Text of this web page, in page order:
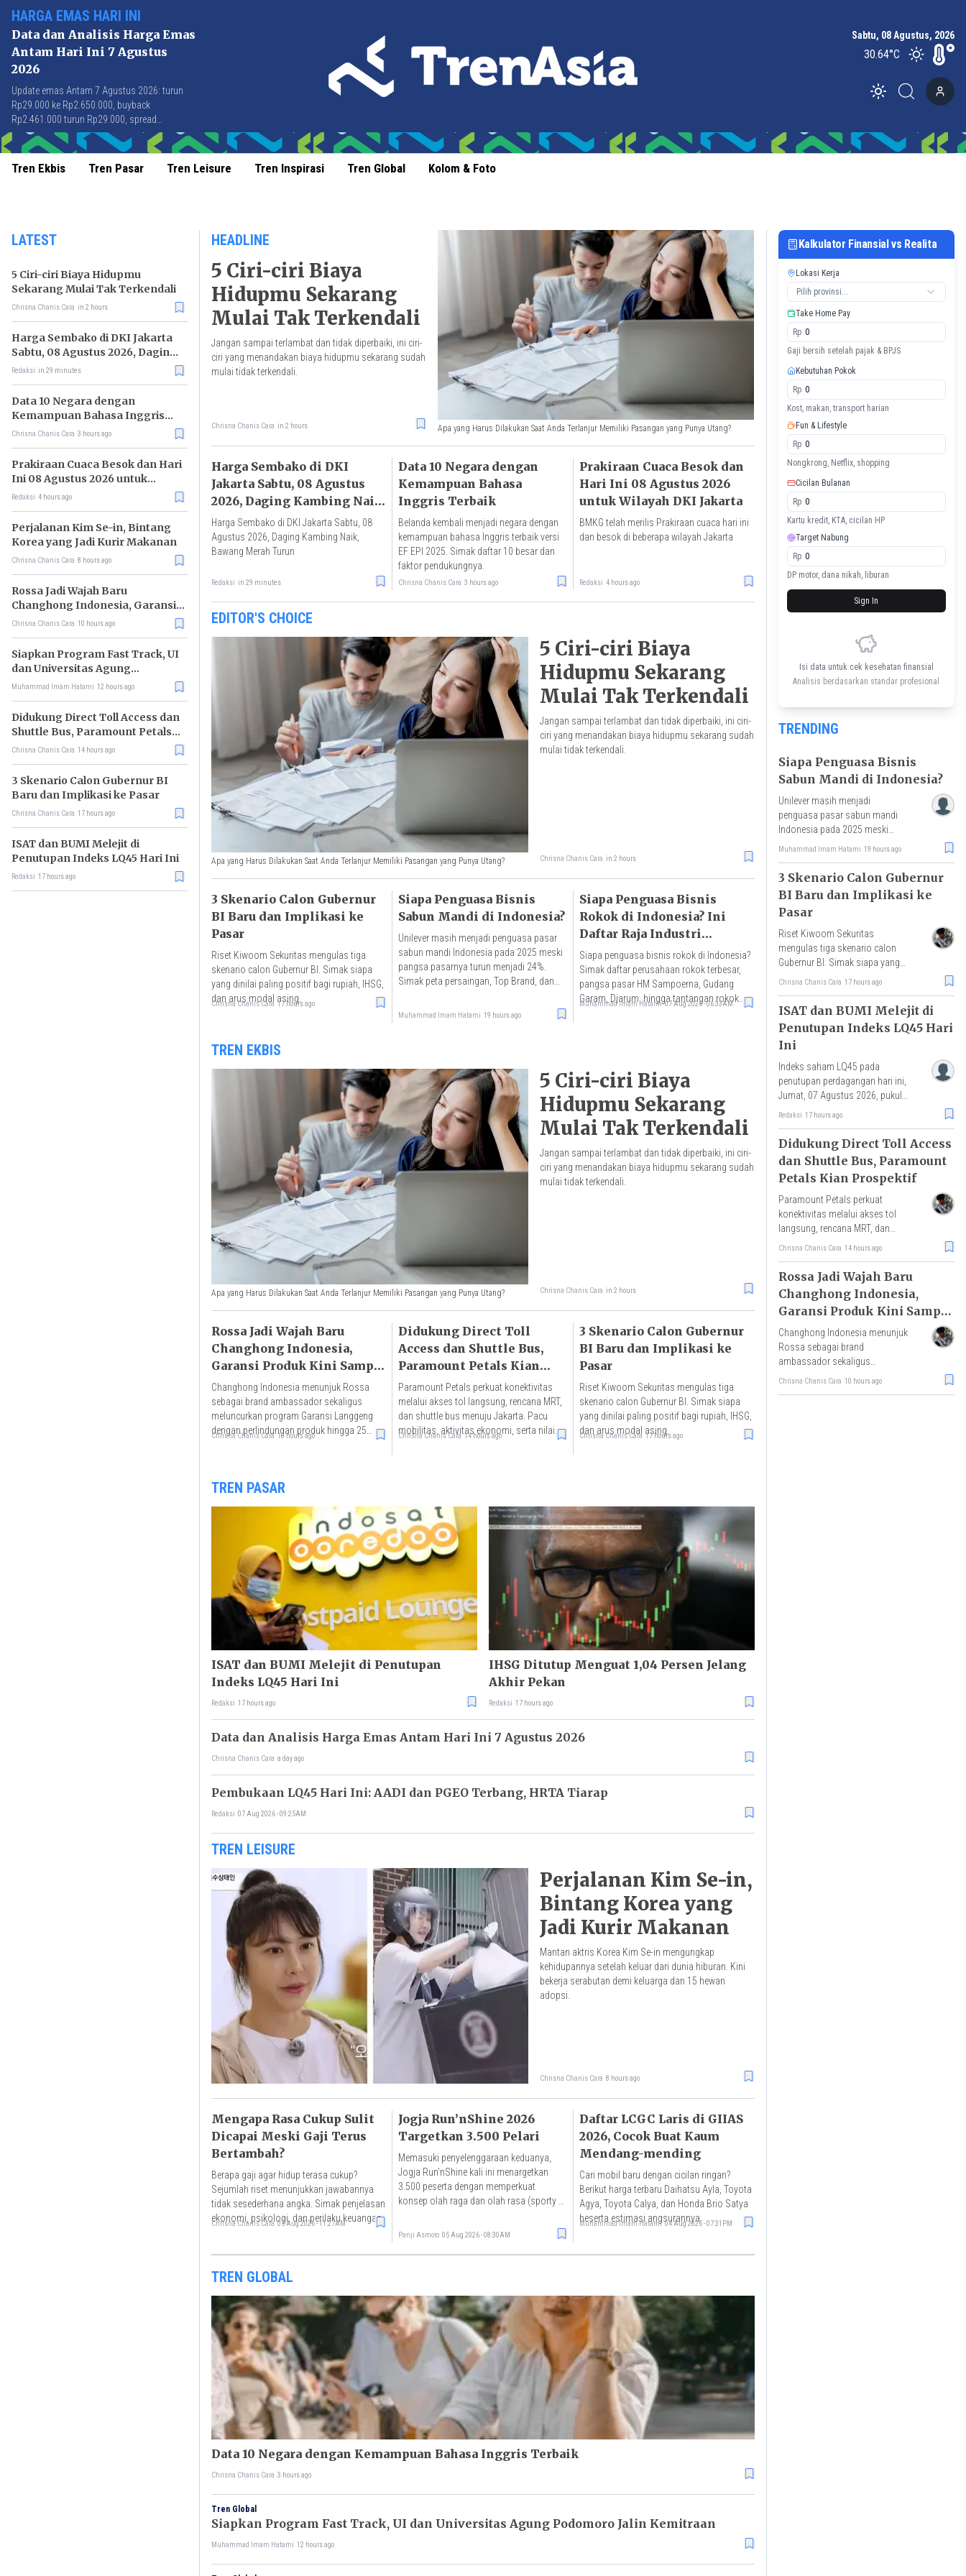
HARGA EMAS HARI INI
Data dan Analisis Harga Emas
Antam Hari Ini 7 Agustus
2026
Update emas Antam 7 Agustus 2026: turun
Rp29.000 ke Rp2.650.000, buyback
Rp2.461.000 turun Rp29.000, spread
Rp189.000 stabil di level terbaik sejak April
2026.
Sabtu, 08 Agustus, 2026
30.64°C
Toggle theme
Tren Ekbis Tren Pasar Tren Leisure Tren Inspirasi Tren Global Kolom & Foto
LATEST
5 Ciri-ciri Biaya Hidupmu
Sekarang Mulai Tak Terkendali
Chrisna Chanis Cara in 2 hours
Harga Sembako di DKI Jakarta
Sabtu, 08 Agustus 2026, Daging
Kambing Naik, Bawang Merah
Redaksi in 29 minutes
Data 10 Negara dengan
Kemampuan Bahasa Inggris
Terbaik
Chrisna Chanis Cara 3 hours ago
Prakiraan Cuaca Besok dan Hari
Ini 08 Agustus 2026 untuk
Wilayah DKI Jakarta
Redaksi 4 hours ago
Perjalanan Kim Se-in, Bintang
Korea yang Jadi Kurir Makanan
Chrisna Chanis Cara 8 hours ago
Rossa Jadi Wajah Baru
Changhong Indonesia, Garansi
Produk Kini Sampai 25 Tahun
Chrisna Chanis Cara 10 hours ago
Siapkan Program Fast Track, UI
dan Universitas Agung
Podomoro Jalin Kemitraan
Muhammad Imam Hatami 12 hours ago
Didukung Direct Toll Access dan
Shuttle Bus, Paramount Petals
Kian Prospektif
Chrisna Chanis Cara 14 hours ago
3 Skenario Calon Gubernur BI
Baru dan Implikasi ke Pasar
Chrisna Chanis Cara 17 hours ago
ISAT dan BUMI Melejit di
Penutupan Indeks LQ45 Hari Ini
Redaksi 17 hours ago
HEADLINE
5 Ciri-ciri Biaya
Hidupmu Sekarang
Mulai Tak Terkendali
Jangan sampai terlambat dan tidak diperbaiki, ini ciri-
ciri yang menandakan biaya hidupmu sekarang sudah
mulai tidak terkendali.
Chrisna Chanis Cara in 2 hours Apa yang Harus Dilakukan Saat Anda Terlanjur Memiliki Pasangan yang Punya Utang?
Harga Sembako di DKI
Jakarta Sabtu, 08 Agustus
2026, Daging Kambing Naik,
Bawang Merah Turun
Harga Sembako di DKI Jakarta Sabtu, 08
Agustus 2026, Daging Kambing Naik,
Bawang Merah Turun
Redaksi in 29 minutes
Data 10 Negara dengan
Kemampuan Bahasa
Inggris Terbaik
Belanda kembali menjadi negara dengan
kemampuan bahasa Inggris terbaik versi
EF EPI 2025. Simak daftar 10 besar dan
faktor pendukungnya.
Chrisna Chanis Cara 3 hours ago
Prakiraan Cuaca Besok dan
Hari Ini 08 Agustus 2026
untuk Wilayah DKI Jakarta
BMKG telah merilis Prakiraan cuaca hari ini
dan besok di beberapa wilayah Jakarta
Redaksi 4 hours ago
EDITOR'S CHOICE
5 Ciri-ciri Biaya
Hidupmu Sekarang
Mulai Tak Terkendali
Jangan sampai terlambat dan tidak diperbaiki, ini ciri-
ciri yang menandakan biaya hidupmu sekarang sudah
mulai tidak terkendali.
Chrisna Chanis Cara in 2 hours
Apa yang Harus Dilakukan Saat Anda Terlanjur Memiliki Pasangan yang Punya Utang?
3 Skenario Calon Gubernur
BI Baru dan Implikasi ke
Pasar
Riset Kiwoom Sekuritas mengulas tiga
skenario calon Gubernur BI. Simak siapa
yang dinilai paling positif bagi rupiah, IHSG,
dan arus modal asing.
Chrisna Chanis Cara 17 hours ago
Siapa Penguasa Bisnis
Sabun Mandi di Indonesia?
Unilever masih menjadi penguasa pasar
sabun mandi Indonesia pada 2025 meski
pangsa pasarnya turun menjadi 24%.
Simak peta persaingan, Top Brand, dan
Muhammad Imam Hatami 19 hours ago
Siapa Penguasa Bisnis
Rokok di Indonesia? Ini
Daftar Raja Industri
Tembakau
Siapa penguasa bisnis rokok di Indonesia?
Simak daftar perusahaan rokok terbesar,
pangsa pasar HM Sampoerna, Gudang
Garam, Djarum, hingga tantangan rokok
Muhammad Imam Hatami 07 Aug 2026 - 06:33AM
TREN EKBIS
5 Ciri-ciri Biaya
Hidupmu Sekarang
Mulai Tak Terkendali
Jangan sampai terlambat dan tidak diperbaiki, ini ciri-
ciri yang menandakan biaya hidupmu sekarang sudah
mulai tidak terkendali.
Chrisna Chanis Cara in 2 hours
Apa yang Harus Dilakukan Saat Anda Terlanjur Memiliki Pasangan yang Punya Utang?
Rossa Jadi Wajah Baru
Changhong Indonesia,
Garansi Produk Kini Sampai
25 Tahun
Changhong Indonesia menunjuk Rossa
sebagai brand ambassador sekaligus
meluncurkan program Garansi Langgeng
dengan perlindungan produk hingga 25
Chrisna Chanis Cara 10 hours ago
Didukung Direct Toll
Access dan Shuttle Bus,
Paramount Petals Kian
Prospektif
Paramount Petals perkuat konektivitas
melalui akses tol langsung, rencana MRT,
dan shuttle bus menuju Jakarta. Pacu
mobilitas, aktivitas ekonomi, serta nilai
Chrisna Chanis Cara 14 hours ago
3 Skenario Calon Gubernur
BI Baru dan Implikasi ke
Pasar
Riset Kiwoom Sekuritas mengulas tiga
skenario calon Gubernur BI. Simak siapa
yang dinilai paling positif bagi rupiah, IHSG,
dan arus modal asing.
Chrisna Chanis Cara 17 hours ago
TREN PASAR
ISAT dan BUMI Melejit di Penutupan
Indeks LQ45 Hari Ini
Redaksi 17 hours ago
IHSG Ditutup Menguat 1,04 Persen Jelang
Akhir Pekan
Redaksi 17 hours ago
Data dan Analisis Harga Emas Antam Hari Ini 7 Agustus 2026
Chrisna Chanis Cara a day ago
Pembukaan LQ45 Hari Ini: AADI dan PGEO Terbang, HRTA Tiarap
Redaksi 07 Aug 2026 - 09:25AM
TREN LEISURE
Perjalanan Kim Se-in,
Bintang Korea yang
Jadi Kurir Makanan
Mantan aktris Korea Kim Se-in mengungkap
kehidupannya setelah keluar dari dunia hiburan. Kini
bekerja serabutan demi keluarga dan 15 hewan
adopsi.
Chrisna Chanis Cara 8 hours ago
Mengapa Rasa Cukup Sulit
Dicapai Meski Gaji Terus
Bertambah?
Berapa gaji agar hidup terasa cukup?
Sejumlah riset menunjukkan jawabannya
tidak sesederhana angka. Simak penjelasan
ekonomi, psikologi, dan perilaku keuangan.
Chrisna Chanis Cara 05 Aug 2026 - 11:27AM
Jogja Run’nShine 2026
Targetkan 3.500 Pelari
Memasuki penyelenggaraan keduanya,
Jogja Run’nShine kali ini menargetkan
3.500 peserta dengan memperkuat
konsep olah raga dan olah rasa (sporty &
Panji Asmoro 05 Aug 2026 - 08:30AM
Daftar LCGC Laris di GIIAS
2026, Cocok Buat Kaum
Mendang-mending
Cari mobil baru dengan cicilan ringan?
Berikut harga terbaru Daihatsu Ayla, Toyota
Agya, Toyota Calya, dan Honda Brio Satya
beserta estimasi angsurannya.
Muhammad Imam Hatami 04 Aug 2026 - 07:31PM
TREN GLOBAL
Data 10 Negara dengan Kemampuan Bahasa Inggris Terbaik
Chrisna Chanis Cara 3 hours ago
Tren Global
Siapkan Program Fast Track, UI dan Universitas Agung Podomoro Jalin Kemitraan
Muhammad Imam Hatami 12 hours ago
Kalkulator Finansial vs Realita
Lokasi Kerja
Pilih provinsi...
Take Home Pay
Rp
Gaji bersih setelah pajak & BPJS
Kebutuhan Pokok
Rp
Kost, makan, transport harian
Fun & Lifestyle
Rp
Nongkrong, Netflix, shopping
Cicilan Bulanan
Rp
Kartu kredit, KTA, cicilan HP
Target Nabung
Rp
DP motor, dana nikah, liburan
Sign In
Isi data untuk cek kesehatan finansial
Analisis berdasarkan standar profesional
TRENDING
Siapa Penguasa Bisnis
Sabun Mandi di Indonesia?
Unilever masih menjadi
penguasa pasar sabun mandi
Indonesia pada 2025 meski
pangsa pasarnya turun menjadi
Top Brand, dan kinerjanya.
Muhammad Imam Hatami 19 hours ago
3 Skenario Calon Gubernur
BI Baru dan Implikasi ke
Pasar
Riset Kiwoom Sekuritas
mengulas tiga skenario calon
Gubernur BI. Simak siapa yang
dinilai paling positif bagi rupiah,
Chrisna Chanis Cara 17 hours ago
ISAT dan BUMI Melejit di
Penutupan Indeks LQ45 Hari
Ini
Indeks saham LQ45 pada
penutupan perdagangan hari ini,
Jumat, 07 Agustus 2026, pukul
16.00 WIB ditutup naik 1,50%
640,29.
Redaksi 17 hours ago
Didukung Direct Toll Access
dan Shuttle Bus, Paramount
Petals Kian Prospektif
Paramount Petals perkuat
konektivitas melalui akses tol
langsung, rencana MRT, dan
shuttle bus menuju Jakarta.
ekonomi, serta nilai investasi
Chrisna Chanis Cara 14 hours ago
Rossa Jadi Wajah Baru
Changhong Indonesia,
Garansi Produk Kini Sampai
25 Tahun
Changhong Indonesia menunjuk
Rossa sebagai brand
ambassador sekaligus
meluncurkan program Garansi
Chrisna Chanis Cara 10 hours ago